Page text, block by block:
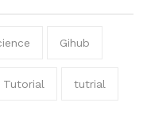
Gihub
Tutorial tutrial